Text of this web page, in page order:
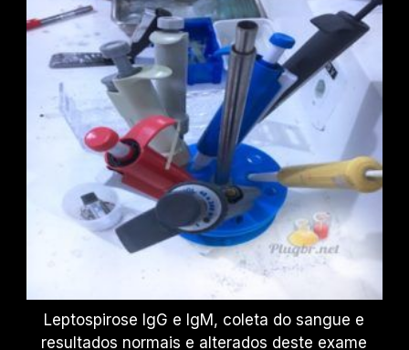
Leptospirose IgG e IgM, coleta do sangue e
resultados normais e alterados deste exame